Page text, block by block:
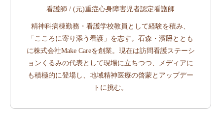
看護師 / (元)重症心身障害児者認定看護師
精神科病棟勤務・看護学校教員として経験を積み、
「こころに寄り添う看護」を志す。石森・濱𦚰ととも
に株式会社Make Careを創業。現在は訪問看護ステーシ
ョンくるみの代表として現場に立ちつつ、メディアに
も積極的に登場し、地域精神医療の啓蒙とアップデー
トに挑む。